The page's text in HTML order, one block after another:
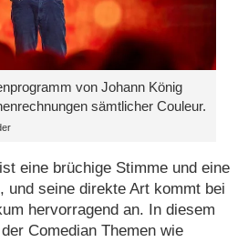
von Johann König
sämtlicher Couleur.
eine brüchige Stimme und eine
und seine direkte Art kommt bei
hervorragend an. In diesem
Comedian Themen wie